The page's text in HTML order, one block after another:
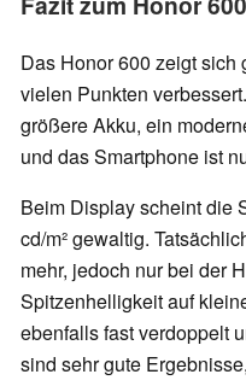
Das Honor 600 zeigt sich
vielen Punkten
größere Akku, ein
und das Smartphone ist
Beim Display scheint die
cd/m² gewaltig.
mehr, jedoch nur bei der
Spitzenhelligkeit auf
ebenfalls fast verdoppelt
sind sehr gute